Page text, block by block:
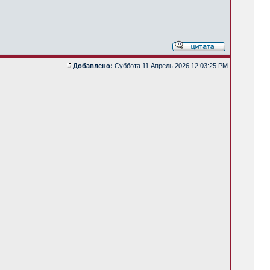
Добавлено: Суббота 11 Апрель 2026 12:03:25 PM